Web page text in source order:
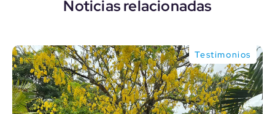
Noticias relacionadas
Testimonios